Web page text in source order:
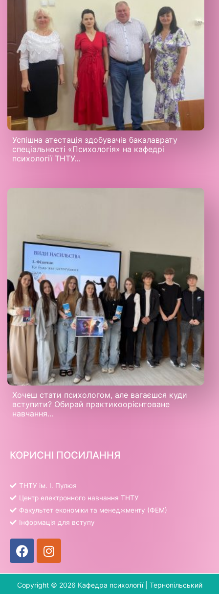
Успішна атестація здобувачів бакалаврату
спеціальності «Психологія» на кафедрі
психології ТНТУ…
Хочеш стати психологом, але вагаєшся куди
вступити? Обирай практикоорієнтоване
навчання…
КОРИСНІ ПОСИЛАННЯ
ТНТУ ім. І. Пулюя
Центр електронного навчання ТНТУ
Факультет економіки та менеджменту (ФЕМ)
Інформація для вступу
Copyright © 2026 Кафедра психології | Тернопільський